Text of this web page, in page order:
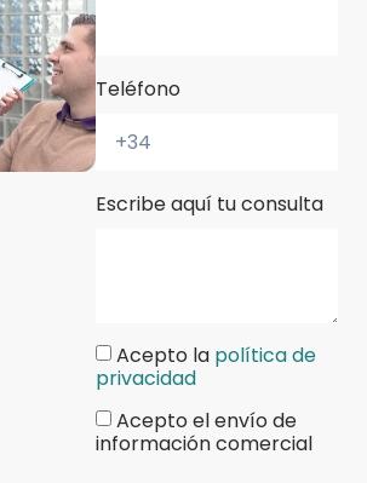
Teléfono
Escribe aquí tu consulta
Acepto la política de
privacidad
Acepto el envío de
información comercial